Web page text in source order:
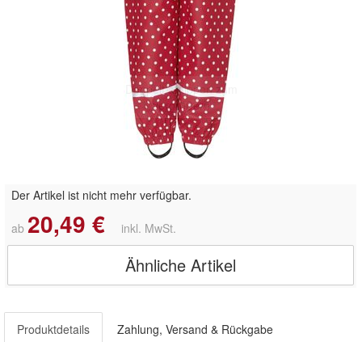
Doppelt antippen zum
vergrößern
Der Artikel ist nicht mehr verfügbar.
ab 20,49 € inkl. MwSt.
Ähnliche Artikel
Produktdetails Zahlung, Versand & Rückgabe